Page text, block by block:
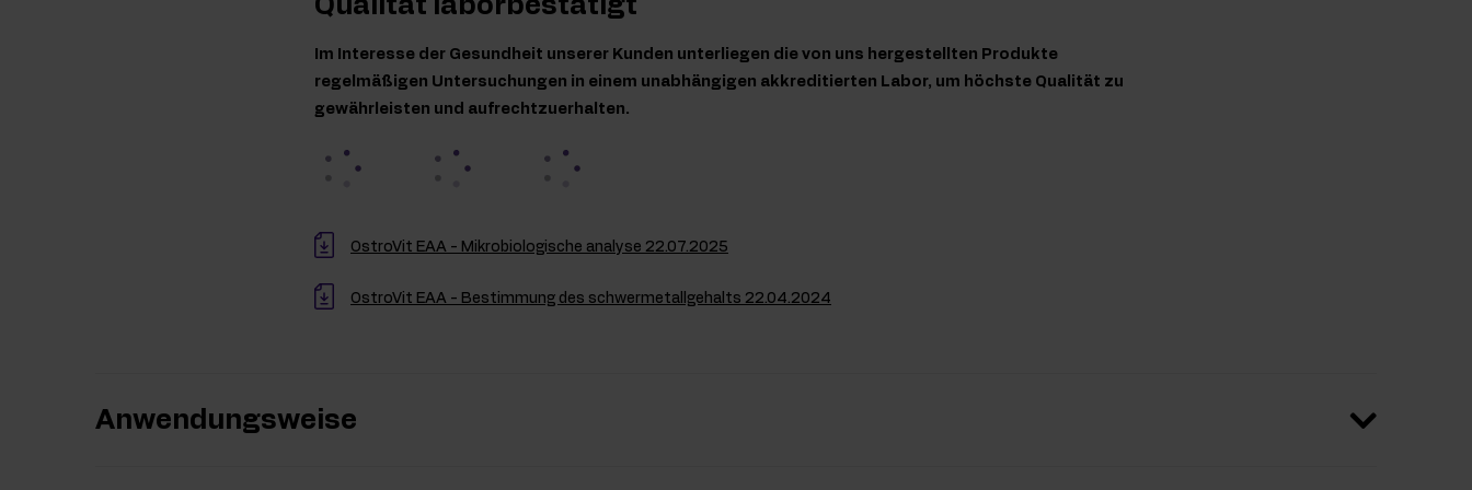
Qualität laborbestätigt
Im Interesse der Gesundheit unserer Kunden unterliegen die von uns hergestellten Produkte
regelmäßigen Untersuchungen in einem unabhängigen akkreditierten Labor, um höchste Qualität zu
gewährleisten und aufrechtzuerhalten.
OstroVit EAA - Mikrobiologische analyse 22.07.2025
OstroVit EAA - Bestimmung des schwermetallgehalts 22.04.2024
Anwendungsweise